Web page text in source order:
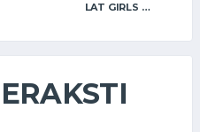
LAT GIRLS VENTSPILS 2